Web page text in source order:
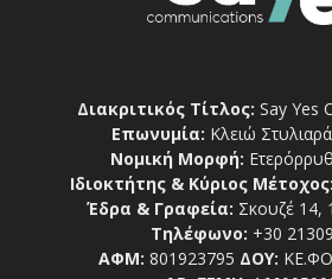
Διακριτικός Τίτλος: Say Yes
Επωνυμία: Κλειώ
Νομική Μορφή:
Ιδιοκτήτης & Κύριος Μέτοχος:
Έδρα & Γραφεία: Σκουζέ 14,
Τηλέφωνο: +30
ΑΦΜ: 801923795 ΔΟΥ: